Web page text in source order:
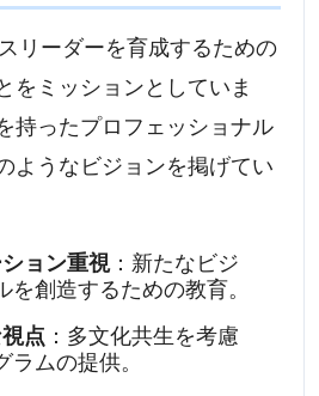
リーダーを育成するための
をミッションとしていま
持ったプロフェッショナル
ようなビジョンを掲げてい
ョン重視：新たなビジ
を創造するための教育。
点 ：多文化共生を考慮
ラムの提供。